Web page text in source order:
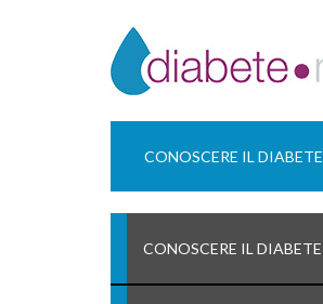
CONOSCERE IL DIABETE
CONOSCERE IL DIABETE